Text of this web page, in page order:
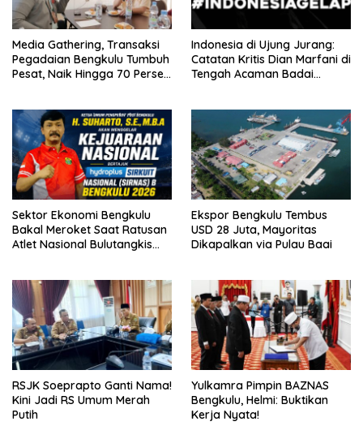
Media Gathering, Transaksi
Pegadaian Bengkulu Tumbuh
Pesat, Naik Hingga 70 Persen
Indonesia di Ujung Jurang:
Catatan Kritis Dian Marfani di
Tengah Acaman Badai
Sektor Ekonomi Bengkulu
Bakal Meroket Saat Ratusan
Atlet Nasional Bulutangkis
Ekspor Bengkulu Tembus
USD 28 Juta, Mayoritas
Dikapalkan via Pulau Baai
RSJK Soeprapto Ganti Nama!
Kini Jadi RS Umum Merah
Putih
Yulkamra Pimpin BAZNAS
Bengkulu, Helmi: Buktikan
Kerja Nyata!